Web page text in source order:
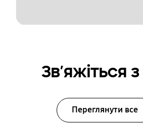
Зв’яжіться
Переглянути все